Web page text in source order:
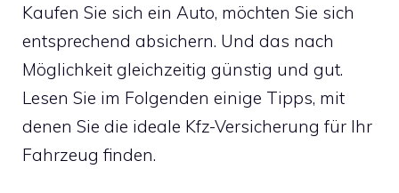
Kaufen Sie sich ein Auto, möchten Sie sich
entsprechend absichern. Und das nach
Möglichkeit gleichzeitig günstig und gut.
Lesen Sie im Folgenden einige Tipps, mit
denen Sie die ideale Kfz-Versicherung für Ihr
Fahrzeug finden.